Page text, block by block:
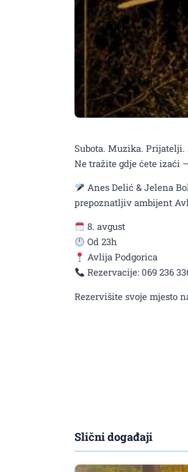
Subota. Muzika. Prijatelji.
Ne tražite gdje ćete izaći
Anes Delić & Jelena
prepoznatljiv ambijent
8. avgust
Od 23h
Avlija Podgorica
Rezervacije: 069 236
Rezervišite svoje mjesto
Slični događaji